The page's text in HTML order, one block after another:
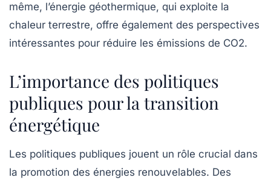
même, l’énergie géothermique, qui exploite la
chaleur terrestre, offre également des perspectives
intéressantes pour réduire les émissions de CO2.
L’importance des politiques
publiques pour la transition
énergétique
Les politiques publiques jouent un rôle crucial dans
la promotion des énergies renouvelables. Des